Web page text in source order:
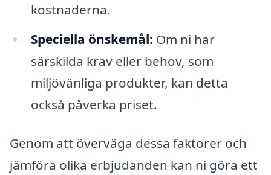
kostnaderna.
Speciella önskemål: Om ni har
särskilda krav eller behov, som
miljövänliga produkter, kan detta
också påverka priset.
Genom att överväga dessa faktorer och
jämföra olika erbjudanden kan ni göra ett